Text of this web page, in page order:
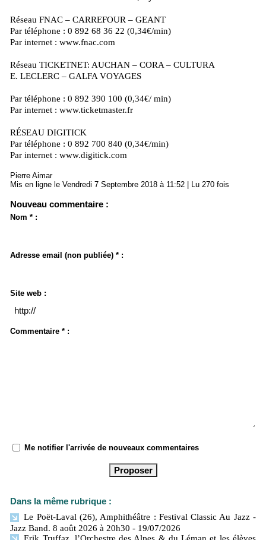
Réseau FNAC – CARREFOUR – GEANT
Par téléphone : 0 892 68 36 22 (0,34€/min)
Par internet : www.fnac.com
Réseau TICKETNET: AUCHAN – CORA – CULTURA
E. LECLERC – GALFA VOYAGES
Par téléphone : 0 892 390 100 (0,34€/ min)
Par internet : www.ticketmaster.fr
RÉSEAU DIGITICK
Par téléphone : 0 892 700 840 (0,34€/min)
Par internet : www.digitick.com
Pierre Aimar
Mis en ligne le Vendredi 7 Septembre 2018 à 11:52 | Lu 270 fois
Nouveau commentaire :
Nom * :
Adresse email (non publiée) * :
Site web :
Commentaire * :
Me notifier l'arrivée de nouveaux commentaires
Dans la même rubrique :
Le Poët-Laval (26), Amphithéâtre : Festival Classic Au Jazz -
Jazz Band. 8 août 2026 à 20h30 - 19/07/2026
Erik Truffaz, l’Orchestre des Alpes & du Léman et les élèves